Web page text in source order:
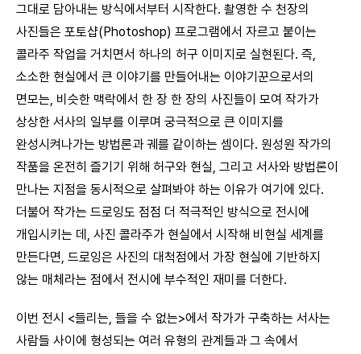
그대로 담아내는 방식에서부터 시작한다. 촬영한 수 천장의
사진들은 포토샵(Photoshop) 프로그램에서 자르고 붙이는
콜라주 작업을 거치면서 하나의 허구 이미지로 실현된다. 즉,
소소한 현실에서 큰 이야기를 만들어내는 이야기꾼으로서의
면모는, 비슷한 맥락에서 한 장 한 장의 사진들이 모여 작가가
상상한 서사의 일부를 이루며 궁극적으로 큰 이미지를
완성시켜나가는 방법론과 궤를 같이하는 셈이다. 원성원 작가의
작품을 온전히 즐기기 위해 허구와 현실, 그리고 서사와 방법론이
만나는 지점을 동시적으로 살펴봐야 하는 이유가 여기에 있다.
더불어 작가는 드로잉도 점점 더 적극적인 방식으로 전시에
개입시키는 데, 사진 콜라주가 현실에서 시작해 비현실 세계를
만든다면, 드로잉은 사진의 대척점에서 가장 현실에 기반하지
않는 매체라는 점에서 전시에 부수적인 재미를 더한다.
이번 전시 <들리는, 들을 수 없는>에서 작가가 구축하는 서사는
사람들 사이에 형성되는 여러 유형의 관계들과 그 속에서